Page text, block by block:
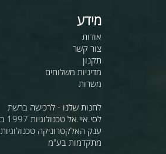
מידע
אודות
צור קשר
תקנון
מדיניות משלוחים
משרות
לחנות שלנו - לרכישה ברשת
לסי.איי.אל טכנולוגיות 1997 בע"מ
ענק האלקטרוניקה טכנולוגיות
מתקדמות בע"מ